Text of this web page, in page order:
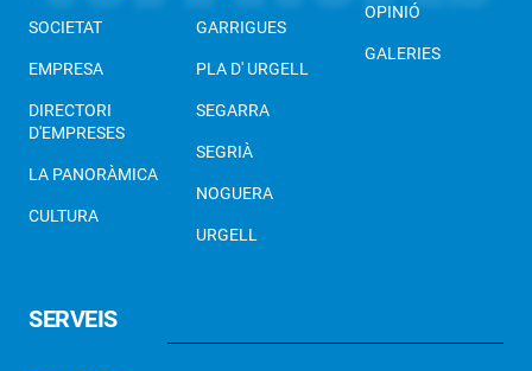
SOCIETAT
EMPRESA
DIRECTORI
D'EMPRESES
LA PANORÀMICA
CULTURA
GARRIGUES
PLA D' URGELL
SEGARRA
SEGRIÀ
NOGUERA
URGELL
OPINIÓ
GALERIES
SERVEIS